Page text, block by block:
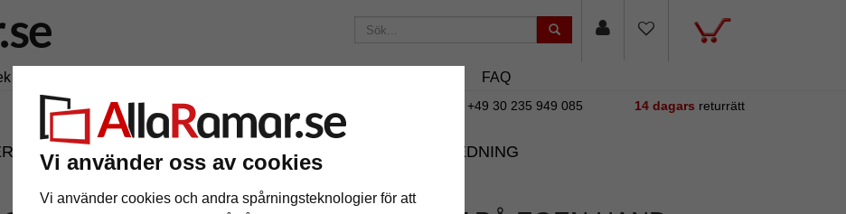
Vi använder oss av cookies
Vi använder cookies och andra spårningsteknologier för att
FAQ
195 kr i leveranskostnad. +49 30 235 949 085 14 dagars returrätt
RÅDGIVNING PRESENTIDÉER KONST & INREDNING